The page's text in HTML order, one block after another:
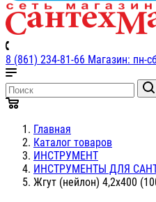
8 (861) 234-81-66 Магазин: пн-
Главная
Каталог товаров
ИНСТРУМЕНТ
ИНСТРУМЕНТЫ ДЛЯ
Жгут (нейлон) 4,2х400